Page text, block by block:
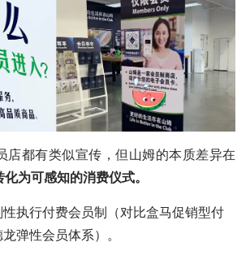
店都有类似宣传，但山姆的本质差异在
为可感知的消费仪式。
性执行付费会员制（对比盒马促销型付
弹性会员体系）。